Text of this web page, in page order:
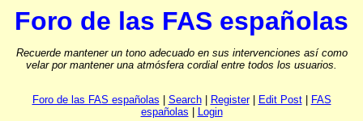
Foro de las FAS españolas
Recuerde mantener un tono adecuado en sus intervenciones así como
velar por mantener una atmósfera cordial entre todos los usuarios.
Foro de las FAS españolas Search| Register| Edit Post|
FAS
españolas
Login